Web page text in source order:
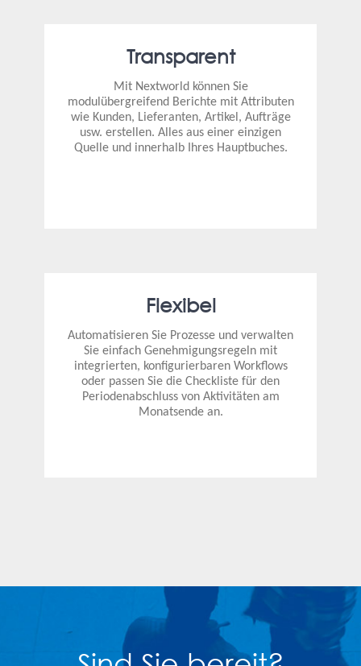
Transparent
Mit Nextworld können Sie
modulübergreifend Berichte mit Attributen
wie Kunden, Lieferanten, Artikel, Aufträge
usw. erstellen. Alles aus einer einzigen
Quelle und innerhalb Ihres Hauptbuches.
Flexibel
Automatisieren Sie Prozesse und verwalten
Sie einfach Genehmigungsregeln mit
integrierten, konfigurierbaren Workflows
oder passen Sie die Checkliste für den
Periodenabschluss von Aktivitäten am
Monatsende an.